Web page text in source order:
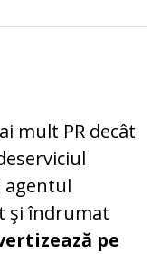
mult PR decât
agentul
şi îndrumat
pe